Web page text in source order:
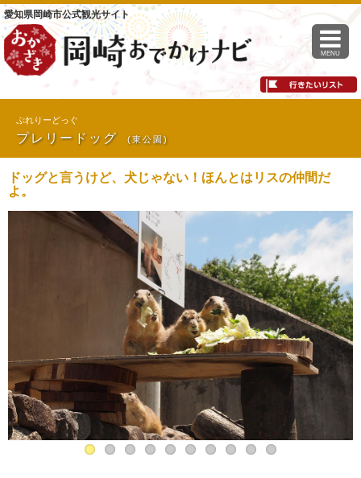
愛知県岡崎市公式観光サイト
MENU
ぷれりーどっぐ
プレリードッグ (東公園)
ドッグと言うけど、犬じゃない！ほんとはリスの仲間だ
よ。